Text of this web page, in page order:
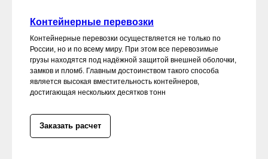
Контейнерные перевозки
Контейнерные перевозки осуществляется не только по
России, но и по всему миру. При этом все перевозимые
грузы находятся под надёжной защитой внешней оболочки,
замков и пломб. Главным достоинством такого способа
является высокая вместительность контейнеров,
достигающая нескольких десятков тонн
Заказать расчет